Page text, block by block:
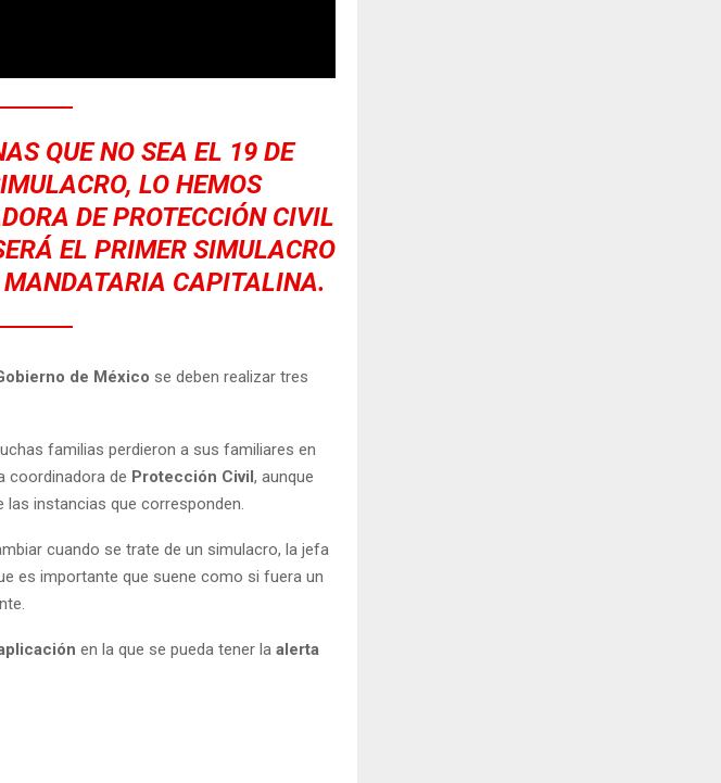
QUE NO SEA EL 19 DE
LO HEMOS
DE PROTECCIÓN CIVIL
EL PRIMER SIMULACRO
CAPITALINA.
de México se deben realizar tres
familias perdieron a sus familiares en
coordinadora de Protección Civil, aunque
las instancias que corresponden.
cuando se trate de un simulacro, la jefa
es importante que suene como si fuera un
en la que se pueda tener la alerta